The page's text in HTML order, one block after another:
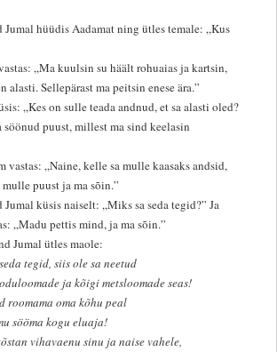
Jumal hüüdis Aadamat ning ütles temale: „Kus
„Ma kuulsin su häält rohuaias ja kartsin,
alasti. Sellepärast ma peitsin enese ära.”
„Kes on sulle teada andnud, et sa alasti oled?
söönud puust, millest ma sind keelasin
vastas: „Naine, kelle sa mulle kaasaks andsid,
puust ja ma sõin.”
Jumal küsis naiselt: „Miks sa seda tegid?” Ja
„Madu pettis mind, ja ma sõin.”
Jumal ütles maole:
tegid, siis ole sa neetud
ja kõigi metsloomade seas!
roomama oma kõhu peal
sööma kogu eluaja!
vihavaenu sinu ja naise vahele,